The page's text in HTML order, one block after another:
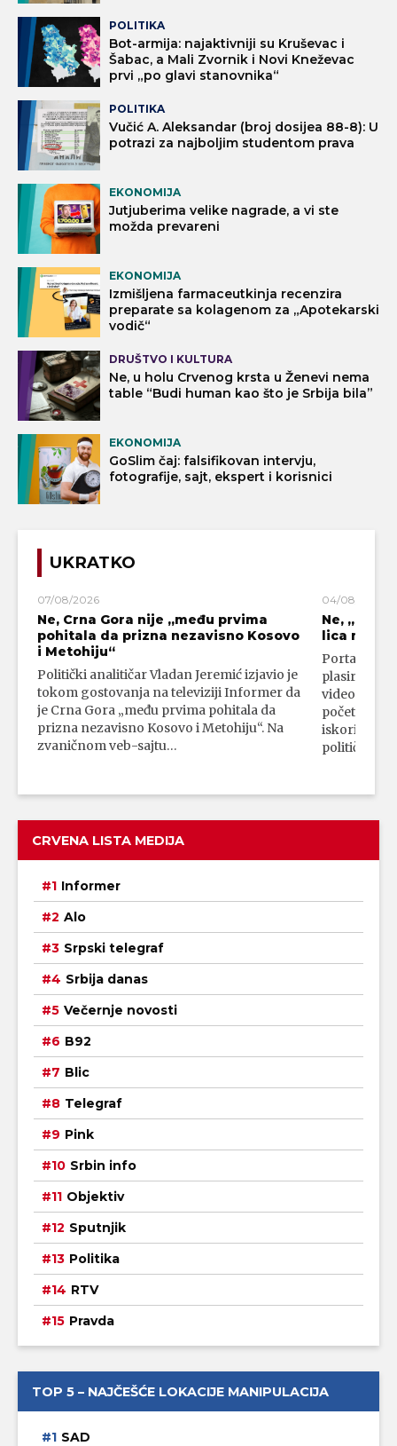
POLITIKA
Bot-armija: najaktivniji su Kruševac i
Šabac, a Mali Zvornik i Novi Kneževac
prvi „po glavi stanovnika“
POLITIKA
Vučić A. Aleksandar (broj dosijea 88-8): U
potrazi za najboljim studentom prava
EKONOMIJA
Jutjuberima velike nagrade, a vi ste
možda prevareni
EKONOMIJA
Izmišljena farmaceutkinja recenzira
preparate sa kolagenom za „Apotekarski
vodič“
DRUŠTVO I KULTURA
Ne, u holu Crvenog krsta u Ženevi nema
table “Budi human kao što je Srbija bila”
EKONOMIJA
GoSlim čaj: falsifikovan intervju,
fotografije, sajt, ekspert i korisnici
UKRATKO
07/08/2026
Ne, Crna Gora nije „među prvima
pohitala da prizna nezavisno Kosovo
i Metohiju“
Politički analitičar Vladan Jeremić izjavio je
tokom gostovanja na televiziji Informer da
je Crna Gora „među prvima pohitala da
prizna nezavisno Kosovo i Metohiju“. Na
zvaničnom veb-sajtu…
04/08/2026
Ne,
lica
Portal 24
plasirali su
video-
početka
iskorišćava
političkim
CRVENA LISTA MEDIJA
Informer
Alo
Srpski telegraf
Srbija danas
Večernje novosti
B92
Blic
Telegraf
Pink
Srbin info
Objektiv
Sputnjik
Politika
RTV
Pravda
TOP 5 – NAJČEŠĆE LOKACIJE MANIPULACIJA
SAD